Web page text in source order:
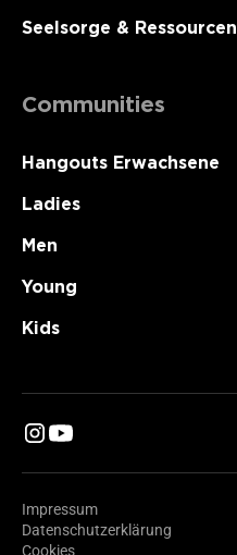
Seelsorge & Ressourcen
Communities
Hangouts Erwachsene
Ladies
Men
Young
Kids
Impressum
Datenschutzerklärung
Cookies